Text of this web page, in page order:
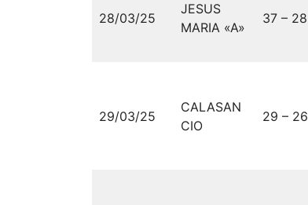
28/03/25
JESUS
MARIA «A»
37 – 28
29/03/25
CALASAN
CIO
29 – 26